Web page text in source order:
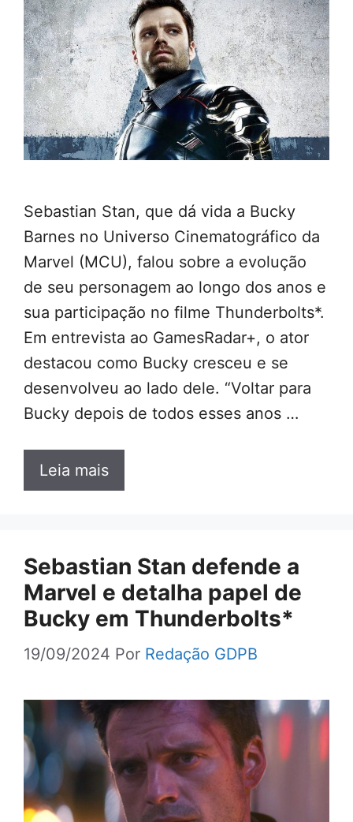
Sebastian Stan, que dá vida a Bucky
Barnes no Universo Cinematográfico da
Marvel (MCU), falou sobre a evolução
de seu personagem ao longo dos anos e
sua participação no filme Thunderbolts*.
Em entrevista ao GamesRadar+, o ator
destacou como Bucky cresceu e se
desenvolveu ao lado dele. “Voltar para
Bucky depois de todos esses anos …
Leia mais
Sebastian Stan defende a
Marvel e detalha papel de
Bucky em Thunderbolts*
19/09/2024 Por Redação GDPB